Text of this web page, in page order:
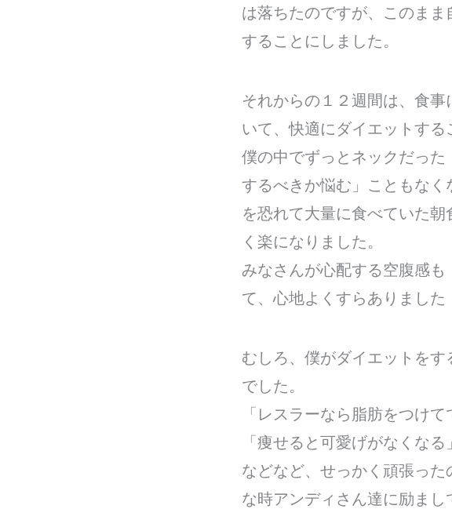
は落ちたのですが、このま
することにしました。
それからの１２週間は、食
いて、快適にダイエットする
僕の中でずっとネックだっ
するべきか悩む」こともな
を恐れて大量に食べていた
く楽になりました。
みなさんが心配する空腹感
て、心地よくすらありました
むしろ、僕がダイエットを
でした。
「レスラーなら脂肪をつけて
「痩せると可愛げがなくなる」
などなど、せっかく頑張っ
な時アンディさん達に励ま